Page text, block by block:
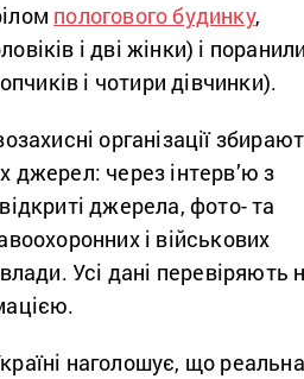
пологового будинку,
і дві жінки) і
і чотири дівчинки).
організації
джерел: через інтерв’ю з
джерела, фото- та
і військових
Усі дані перевіряють
наголошує, що реальна